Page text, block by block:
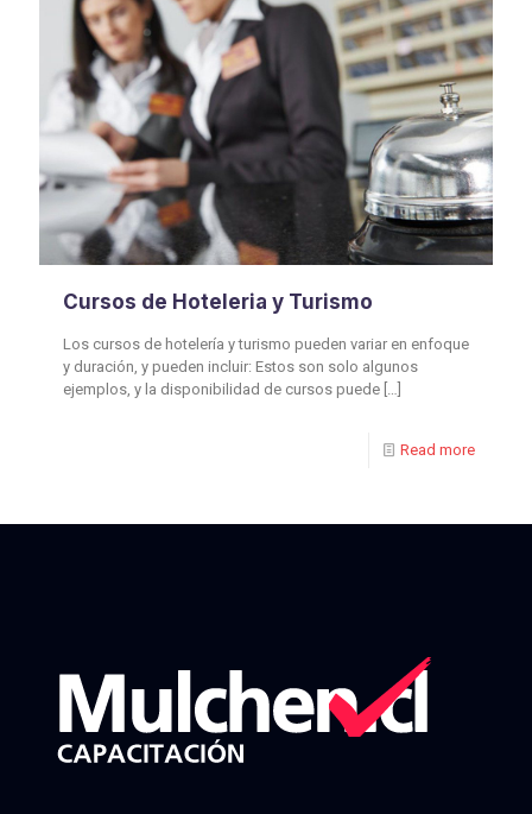
Cursos de Hoteleria y Turismo
Los cursos de hotelería y turismo pueden variar en enfoque
y duración, y pueden incluir: Estos son solo algunos
ejemplos, y la disponibilidad de cursos puede […]
Read more